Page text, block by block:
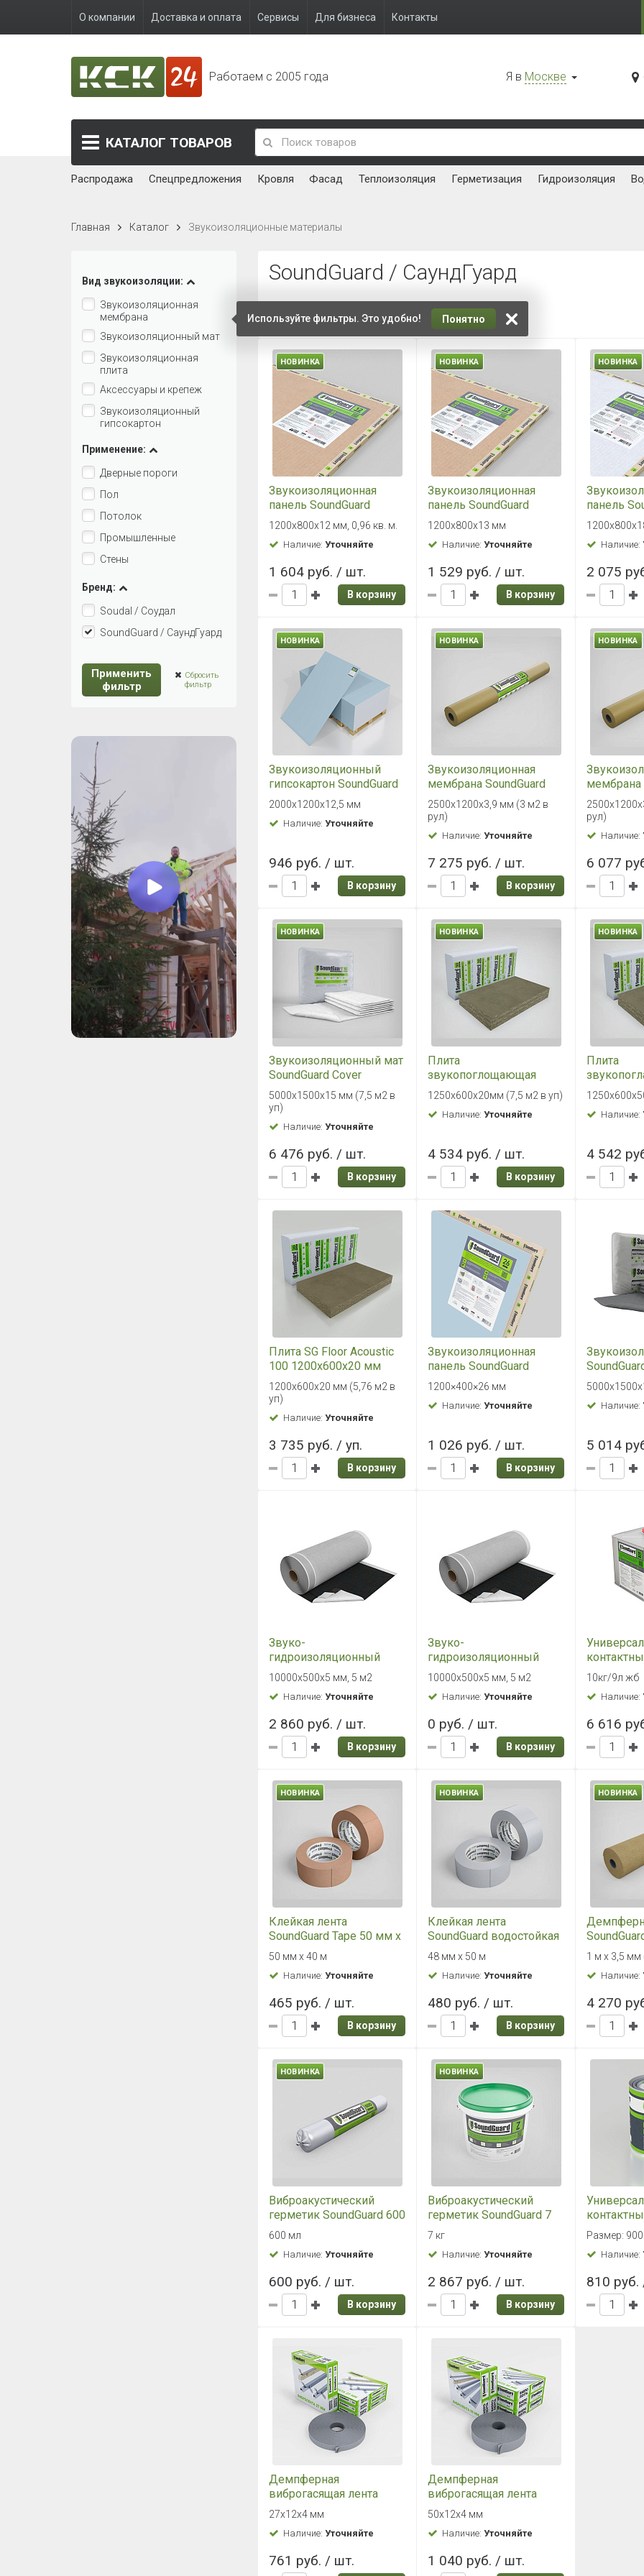
О компании Доставка и оплата Сервисы Для бизнеса Контакты
Работаем с 2005 года Я в Москве
КАТАЛОГ ТОВАРОВ
Распродажа Спецпредложения Кровля Фасад Теплоизоляция Герметизация Гидроизоляция
Главная Каталог Звукоизоляционные материалы
SoundGuard / СаундГуард
Сортировать:
НОВИНКА
Звукоизоляционная
панель SoundGuard
Standart
1200х800х12 мм, 0,96 кв. м.
Наличие: Уточняйте
1 604 руб. / шт.
В корзину
НОВИНКА
Звукоизоляционная
панель SoundGuard
ЭкоЗвукоИзол
1200х800х13 мм
Наличие:Уточняйте
1 529 руб. / шт.
В корзину
НОВИНКА
панель
Premium
Наличие:
2 075
НОВИНКА
Звукоизоляционный
гипсокартон SoundGuard
Gipsofon 2000х1200х12,5
мм
2000х1200х12,5 мм
Наличие: Уточняйте
946 руб. / шт.
В корзину
НОВИНКА
Звукоизоляционная
мембрана SoundGuard
Membrane 3.9 S
2500х1200х3,9 мм (3 м2
в рул)
2500х1200х3,9 мм (3 м2 в
рул)
Наличие:Уточняйте
7 275 руб. / шт.
В корзину
НОВИНКА
мембрана
Membrane
в рул)
рул)
Наличие:
6 077
НОВИНКА
Звукоизоляционный мат
SoundGuard Cover
5000х1500х15 мм (7,5 м2
в уп)
5000х1500х15 мм (7,5 м2 в
уп)
Наличие: Уточняйте
6 476 руб. / шт.
В корзину
НОВИНКА
Плита
звукопоглощающая
SoundGuard ЭкоАкустик
80 1250х600х20мм (7,5
м2 в уп)
1250х600х20мм (7,5 м2 в уп)
Наличие:Уточняйте
4 534 руб. / шт.
В корзину
НОВИНКА
Плита
80
в уп)Наличие:
4 542
Плита SG Floor Acoustic
100 1200х600х20 мм
1200х600х20 мм (5,76 м2 в
уп)
Наличие: Уточняйте
3 735 руб. / уп.
В корзину
Звукоизоляционная
панель SoundGuard
ШумоЩит Gipsofon 26
1200×400×26 мм
Наличие:Уточняйте
1 026 руб. / шт.
В корзину
м2)
Наличие:
5 014
Звуко-
гидроизоляционный
рулонный материал
SoundGuard ВиброСтоп
Гидро 5С, 10000х500х5
10000х500х5 мм, 5 м2
Наличие: Уточняйте
2 860 руб. / шт.
В корзину
Звуко-
гидроизоляционный
рулонный материал
SoundGuard ВиброСтоп
Гидро 5П, 10000х500х5
10000х500х5 мм, 5 м2
Наличие:Уточняйте
0 руб. / шт.
В корзину
10кг/9л жб
Наличие:
6 616
НОВИНКА
Клейкая лента
SoundGuard Tape 50 мм х
40 м
50 мм х 40 м
Наличие: Уточняйте
465 руб. / шт.
В корзину
НОВИНКА
Клейкая лента
SoundGuard водостойкая
армированная 48 мм х
50 м (шт)
48 мм х 50 м
Наличие:Уточняйте
480 руб. / шт.
В корзину
НОВИНКА
м2 в уп)
1 м х 3,5 мм
Наличие:
4 270
НОВИНКА
Виброакустический
герметик SoundGuard 600
мл
600 мл
Наличие: Уточняйте
600 руб. / шт.
В корзину
НОВИНКА
Виброакустический
герметик SoundGuard 7
кг
7 кг
Наличие:Уточняйте
2 867 руб. / шт.
В корзину
Размер: 900
Наличие:
810
Демпферная
виброгасящая лента
SoundGuard ВиброЛента
27 х 4 мм (12 м.п/рул.)
27х12х4 мм
Наличие: Уточняйте
761 руб. / шт.
Демпферная
виброгасящая лента
SoundGuard ВиброЛента
50 х 4 мм (12 м.п/рул)
50х12х4 мм
Наличие:Уточняйте
1 040 руб. / шт.
Используйте фильтры. Это удобно! Понятно
Вид звукоизоляции:
Звукоизоляционная
мембрана
Звукоизоляционный мат
Звукоизоляционная
плита
Аксессуары и крепеж
Звукоизоляционный
гипсокартон
Применение:
Дверные пороги
Пол
Потолок
Промышленные
Стены
Бренд:
Soudal / Соудал
SoundGuard / СаундГуард
Применить
фильтр
Сбросить
фильтр